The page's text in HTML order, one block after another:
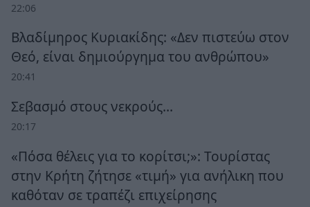
22:06
Βλαδίμηρος Κυριακίδης: «Δεν πιστεύω στον
Θεό, είναι δημιούργημα του ανθρώπου»
20:41
Σεβασμό στους νεκρούς…
20:17
«Πόσα θέλεις για το κορίτσι;»: Τουρίστας
στην Κρήτη ζήτησε «τιμή» για ανήλικη που
καθόταν σε τραπέζι επιχείρησης